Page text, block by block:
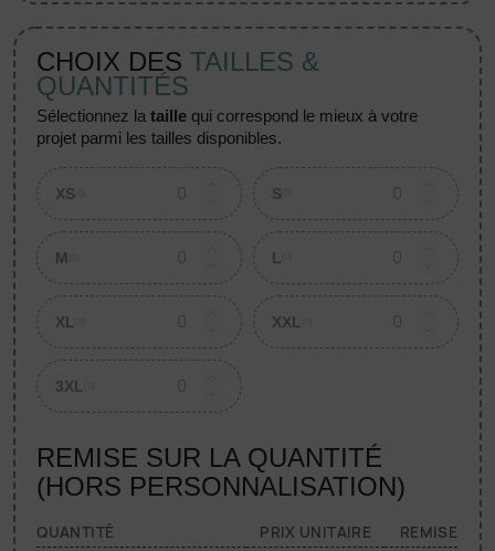
CHOIX DES TAILLES &
QUANTITÉS
sélectionnez lataille qui correspond le mieux à votre
projet parmi les tailles disponibles.
XS S
M L
XL XXL
3XL
REMISE SUR LA QUANTITÉ
(HORS PERSONNALISATION)
QUANTITÉ PRIX UNITAIRE REMISE